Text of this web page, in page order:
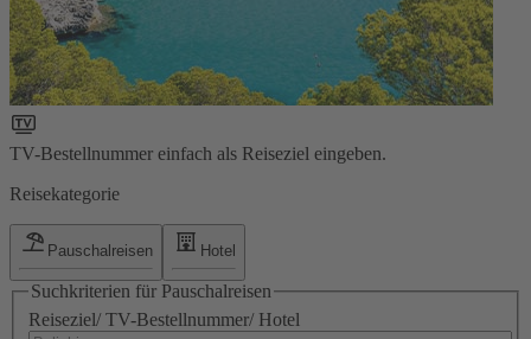
TV-Bestellnummer einfach als Reiseziel eingeben.
Reisekategorie
Pauschalreisen Hotel
Suchkriterien für Pauschalreisen
Reiseziel/ TV-Bestellnummer/ Hotel